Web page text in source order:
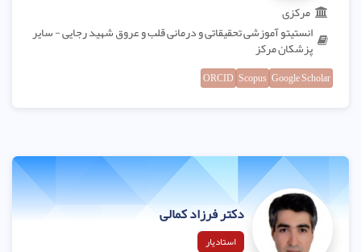
مرکزی
انستیتو آموزشی تحقیقاتی و درمانی قلب و عروق شهید رجایی - سایر
پزشکان مرکز
Google Scholar
Scopus
ORCID
دکتر فرزاد کمالی
استادیار